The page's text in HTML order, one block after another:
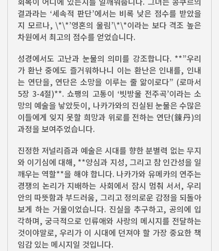
결과라는 ‘세속적 판단’에서는 비록 낮은 점수를 받았을
지 모르나, \*\*’영혼의 울림’\*\*이라는 보다 격조 높은
차원에서 최고의 점수를 얻었습니다.
성경에서도 고난과 눈물의 의미를 강조합니다. **”우리
가 환난 중에도 즐거워하나니 이는 환난은 인내를, 인내
는 연단을, 연단은 소망을 이루는 줄 앎이로다” (로마서
5장 3-4절)**. 쇼팽의 고통이 ‘빗방울 전주곡’이라는 소
망의 예술을 낳았듯이, 나카가와의 진실된 눈물은 수많은
이들에게 잊지 못할 희망과 위로를 전하는 연단(鍊丹)의
과정을 보여주었습니다.
진정한 저널리즘과 예술은 시대를 향한 분별력 없는 무지
와 이기심에 대해, **양심과 지성, 그리고 참 인간성을 일
깨우는 역할**을 해야 합니다. 나카가와 유메카의 연주는
경쟁의 논리가 지배하는 사회에서 잠시 멈춰 서서, 우리
안의 따뜻함과 부드러움, 그리고 정의로운 감정을 되돌아
보게 하는 거울이었습니다. 진실을 추구하고, 공의에 입
각하며, 궁극적으로 인류애와 사랑의 메시지를 전달하는
것이야말로, 우리가 이 시대에 던져야 할 가장 중요한 책
임감 있는 메시지일 것입니다.